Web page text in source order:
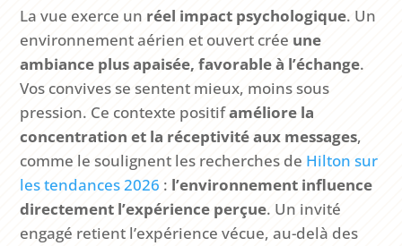
La vue exerce un réel impact psychologique. Un
environnement aérien et ouvert crée une
ambiance plus apaisée, favorable à l’échange.
Vos convives se sentent mieux, moins sous
pression. Ce contexte positifaméliore la
concentration et la réceptivité aux messages,
comme le soulignent les recherches de Hilton sur
les tendances 2026 : l’environnement influence
directement l’expérience perçue. Un invité
engagé retient l’expérience vécue, au-delà des